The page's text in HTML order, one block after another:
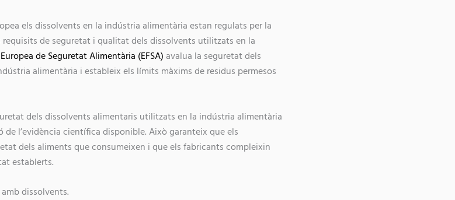
els dissolvents en la indústria alimentària estan regulats per la
requisits de seguretat i qualitat dels dissolvents utilitzats en la
de Seguretat Alimentària (EFSA) avalua la seguretat dels
alimentària i estableix els límits màxims de residus permesos
dels dissolvents alimentaris utilitzats en la indústria alimentària
l’evidència científica disponible. Això garanteix que els
dels aliments que consumeixen i que els fabricants compleixin
establerts.
dissolvents.